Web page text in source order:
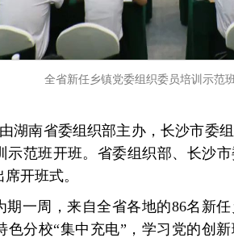
全省新任乡镇党委组织委员培训示范班
湖南省委组织部主办，长沙市委
示范班开班。省委组织部、长沙
开班式。
期一周，来自全省各地的86名新
色分校“集中充电”，学习党的创